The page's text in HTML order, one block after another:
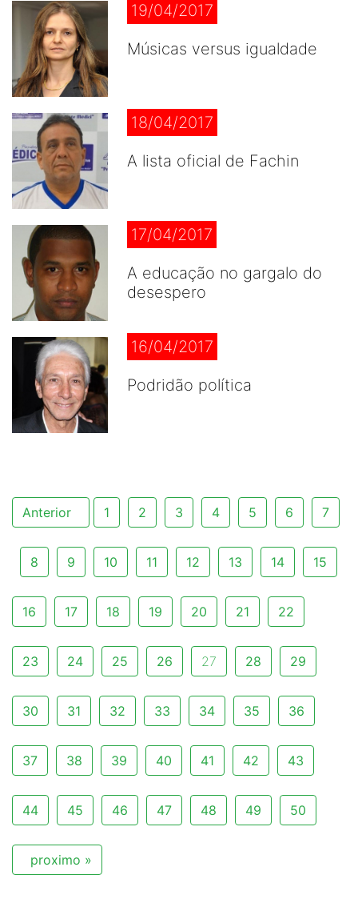
19/04/2017
Músicas versus igualdade
18/04/2017
A lista oficial de Fachin
17/04/2017
A educação no gargalo do
desespero
16/04/2017
Podridão política
Anterior 1 2 3 4 5 6 7
8 9 10 11 12 13 14 15
16 17 18 19 20 21 22
23 24 25 26 27 28 29
30 31 32 33 34 35 36
37 38 39 40 41 42 43
44 45 46 47 48 49 50
proximo »